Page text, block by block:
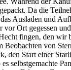
Da die
Ausladen und
vor Ort gegessen
fingen, den wir
Beobachten von
den Start einer
selbstgemachte